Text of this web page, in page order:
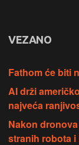
VEZANO
Fathom će biti
AI drži
najveća
Nakon
stranih robota i